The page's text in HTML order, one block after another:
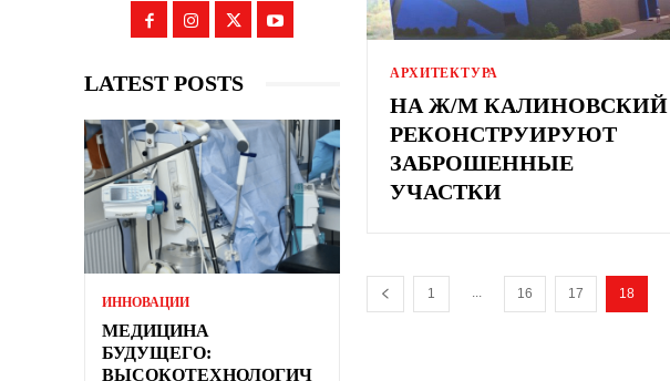
LATEST POSTS
ИННОВАЦИИ
МЕДИЦИНА
БУДУЩЕГО:
ВЫСОКОТЕХНОЛОГИЧ
АРХИТЕКТУРА
НА Ж/М КАЛИНОВСКИЙ
РЕКОНСТРУИРУЮТ
ЗАБРОШЕННЫЕ
УЧАСТКИ
1 16 17 18